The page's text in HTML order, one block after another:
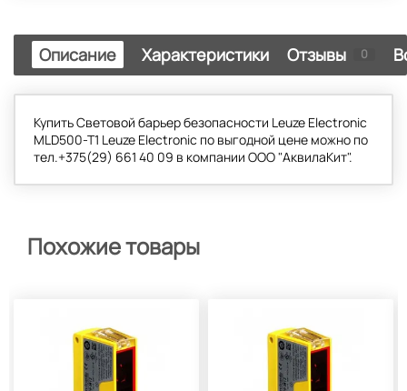
Описание Характеристики Отзывы 0
Купить Cветовой барьер безопасности Leuze Electronic
MLD500-T1 Leuze Electronic по выгодной цене можно по
тел.+375(29) 661 40 09 в компании ООО "АквилаКит".
Похожие товары